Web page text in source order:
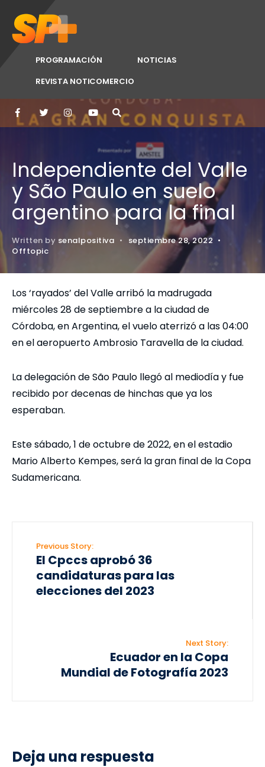
PROGRAMACIÓN
NOTICIAS
REVISTA NOTICOMERCIO
Independiente del Valle
y São Paulo en suelo
argentino para la final
Written by senalpositiva • septiembre 28, 2022 •
Offtopic
Los ‘rayados’ del Valle arribó la madrugada
miércoles 28 de septiembre a la ciudad de
Córdoba, en Argentina, el vuelo aterrizó a las 04:00
en el aeropuerto Ambrosio Taravella de la ciudad.
La delegación de São Paulo llegó al mediodía y fue
recibido por decenas de hinchas que ya los
esperaban.
Este sábado, 1 de octubre de 2022, en el estadio
Mario Alberto Kempes, será la gran final de la Copa
Sudamericana.
Previous Story:
El Cpccs aprobó 36
candidaturas para las
elecciones del 2023
Next Story:
Ecuador en la Copa
Mundial de Fotografía 2023
Deja una respuesta